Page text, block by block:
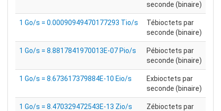
seconde (binaire)
1 Go/s = 0.00090949470177293 Tio/s
Tébioctets par
seconde (binaire)
1 Go/s = 8.8817841970013E-07 Pio/s
Pébioctets par
seconde (binaire)
1 Go/s = 8.673617379884E-10 Eio/s
Exbioctets par
seconde (binaire)
1 Go/s = 8.470329472543E-13 Zio/s
Zébioctets par